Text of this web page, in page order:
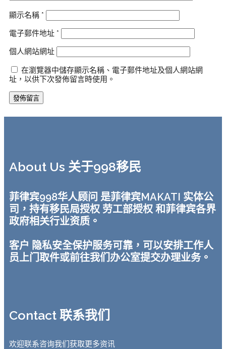
顯示名稱 *
電子郵件地址 *
個人網站網址
在瀏覽器中儲存顯示名稱、電子郵件地址及個人網站網
址，以供下次發佈留言時使用。
About Us 关于998移民
菲律宾998华人顾问 是菲律宾MAKATI 实体公
司，持有移民局授权 劳工部授权 和菲律宾各界
政府相关行业资质。
客户 隐私安全保护服务可靠，可以安排工作人
员上门取件或前往我们办公室提交办理业务。
Contact 联系我们
欢迎联系咨询我们获取更多资讯